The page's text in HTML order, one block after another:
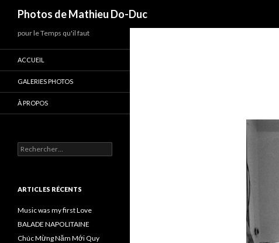
Photos de Mathieu Do-Duc
pour le Temps qu'il faut
ACCUEIL
GALERIES PHOTOS
À PROPOS
Rechercher :
ARTICLES RÉCENTS
Music was my first Love
BALADE NAPOLITAINE
Chúc Mừng Năm Mới Quy